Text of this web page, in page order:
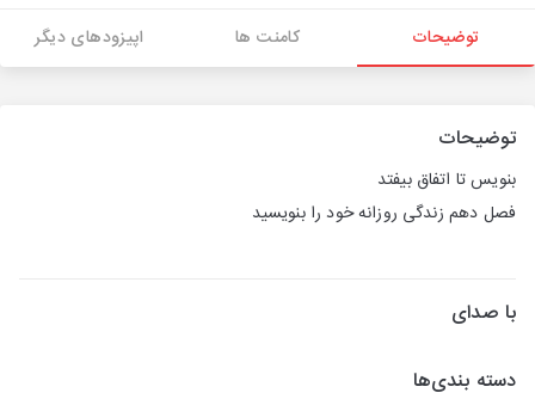
توضیحات کامنت ها اپیزودهای دیگر
توضیحات
بنویس تا اتفاق بیفتد
فصل دهم زندگی روزانه خود را بنویسید
با صدای
دسته بندی‌ها